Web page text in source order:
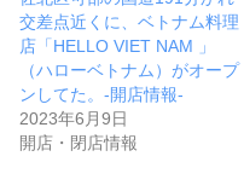
交差点近くに、ベトナム料理
店「HELLO VIET NAM 」
（ハローベトナム）がオープ
ンしてた。-開店情報-
2023年6月9日
開店・閉店情報